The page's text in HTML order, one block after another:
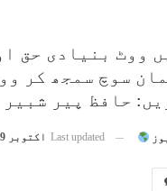
ووٹ بنیادی حق
سوچ سمجھ کر
حافظ پیر شبیر
Last updated اکتوبر 29, 2023